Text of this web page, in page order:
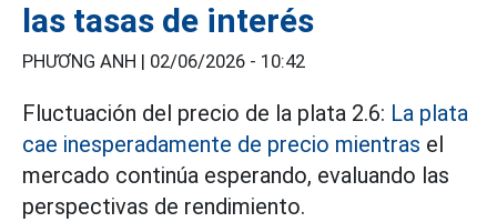
las tasas de interés
PHƯƠNG ANH | 02/06/2026 - 10:42
Fluctuación del precio de la plata 2.6: La plata
cae inesperadamente de precio mientras el
mercado continúa esperando, evaluando las
perspectivas de rendimiento.